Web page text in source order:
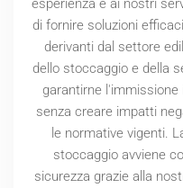
esperienza e ai nostri
di fornire soluzioni
derivanti dal settore
dello stoccaggio e della
garantirne
senza creare impatti
le normative vigenti.
stoccaggio avviene
sicurezza grazie alla